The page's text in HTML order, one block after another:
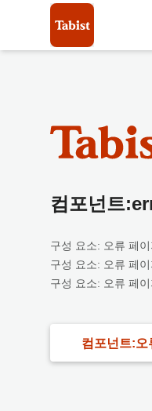
컴포넌트
구성 요소: 오류 페
구성 요소: 오류 페
구성 요소: 오류 페
컴포넌트:오